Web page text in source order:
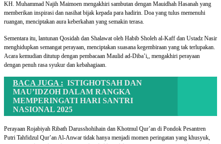
KH. Muhammad Najih Maimoen mengakhiri sambutan dengan Mauidhah Hasanah yang
memberikan inspirasi dan nasihat bijak kepada para hadirin. Doa yang tulus memenuhi
ruangan, menciptakan aura keberkahan yang semakin terasa.
Sementara itu, lantunan Qosidah dan Shalawat oleh Habib Sholeh al-Kaff dan Ustadz Nasir
menghidupkan semangat perayaan, menciptakan suasana kegembiraan yang tak terlupakan.
Acara kemudian ditutup dengan pembacaan Maulid ad-Diba’i,, mengakhiri perayaan
dengan penuh rasa syukur dan kebahagiaan.
BACA JUGA : ISTIGHOTSAH DAN
MAU’IDZOH DALAM RANGKA
MEMPERINGATI HARI SANTRI
NASIONAL 2025
Perayaan Rojabiyah Ribath Darusshohihain dan Khotmul Qur’an di Pondok Pesantren
Putri Tahfidzul Qur’an Al-Anwar tidak hanya menjadi momen peringatan yang khusyuk,